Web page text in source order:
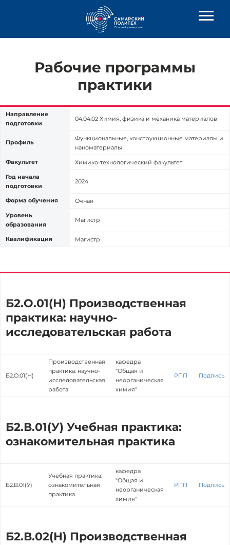
Рабочие программы
практики
Направление
подготовки
04.04.02 Химия, физика и механика материалов
Профиль
Функциональные, конструкционные материалы и
наноматериалы
Факультет
Химико-технологический факультет
Год начала
подготовки
2024
Форма обучения
Очная
Уровень
образования
Магистр
Квалификация Магистр
Б2.О.01(Н) Производственная
практика: научно-
исследовательская работа
Б2.О.01(Н)
Производственная
практика: научно-
исследовательская
работа
кафедра
"Общая и
неорганическая
химия"
РПП Подпись
Б2.В.01(У) Учебная практика:
ознакомительная практика
Б2.В.01(У)
Учебная практика:
ознакомительная
практика
кафедра
"Общая и
неорганическая
химия"
РПП Подпись
Б2.В.02(Н) Производственная